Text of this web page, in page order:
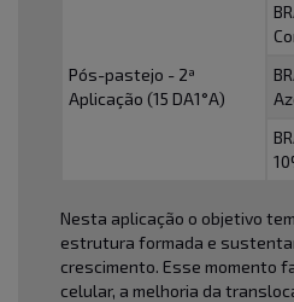
Pós-pastejo - 2ª
Aplicação (15 DA1°A)
Nesta aplicação o objetivo
estrutura formada e
crescimento. Esse momento
celular, a melhoria da